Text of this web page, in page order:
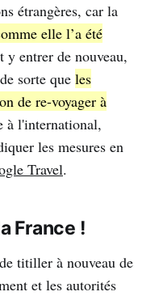
étrangères, car la
elle l’a été
y entrer de nouveau,
sorte que les
de re-voyager à
à l'international,
les mesures en
Travel.
France !
titiller à nouveau de
et les autorités